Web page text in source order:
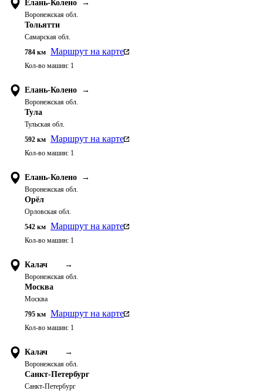
Елань-Колено →
Воронежская обл.
Тольятти
Самарская обл.
784 км Маршрут на карте
Кол-во машин: 1
Елань-Колено →
Воронежская обл.
Тула
Тульская обл.
592 км Маршрут на карте
Кол-во машин: 1
Елань-Колено →
Воронежская обл.
Орёл
Орловская обл.
542 км Маршрут на карте
Кол-во машин: 1
Калач →
Воронежская обл.
Москва
Москва
795 км Маршрут на карте
Кол-во машин: 1
Калач →
Воронежская обл.
Санкт-Петербург
Санкт-Петербург